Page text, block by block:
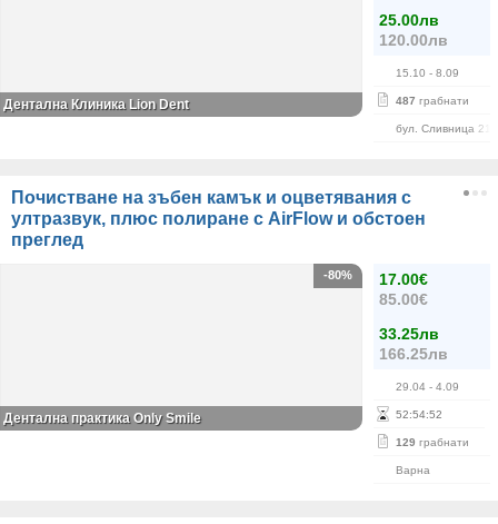
25.00лв
120.00лв
15.10 - 8.09
487 грабнати
бул. Сливница 215
Дентална Клиника Lion Dent
Почистване на зъбен камък и оцветявания с
ултразвук, плюс полиране с AirFlow и обстоен
преглед
17.00€
85.00€
33.25лв
166.25лв
29.04 - 4.09
52:54:52
129 грабнати
Варна
-80%
Дентална практика Only Smile